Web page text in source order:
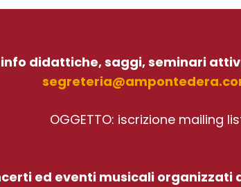
didattiche, saggi, seminari
OGGETTO: iscrizione mailing
ed eventi musicali organizzati